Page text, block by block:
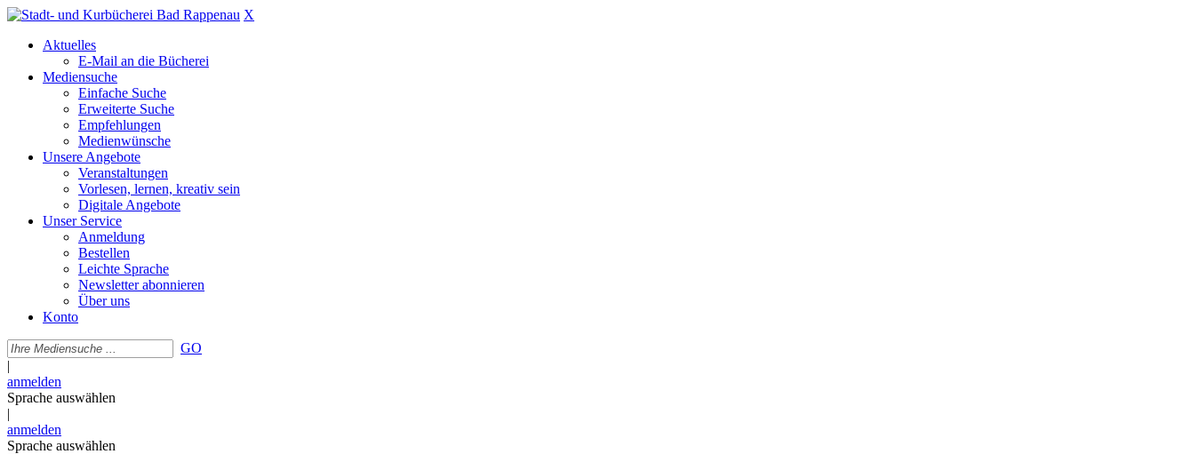
X
Aktuelles
E-Mail an die Bücherei
Mediensuche
Einfache Suche
Erweiterte Suche
Empfehlungen
Medienwünsche
Unsere Angebote
Veranstaltungen
Vorlesen, lernen, kreativ sein
Digitale Angebote
Unser Service
Anmeldung
Bestellen
Leichte Sprache
Newsletter abonnieren
Über uns
Konto
GO
|
anmelden
Sprache auswählen
|
anmelden
Sprache auswählen